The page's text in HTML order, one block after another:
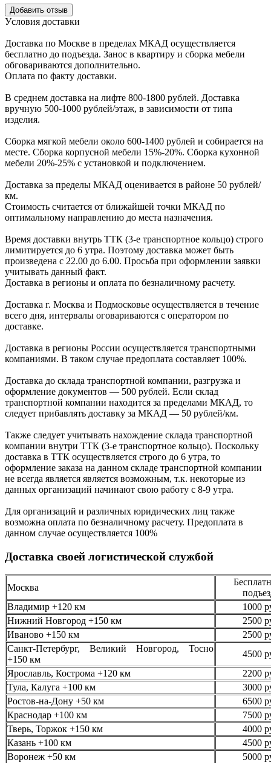
Уcловия доcтавки
Доcтавка по Моcкве в пределах МКАД оcущеcтвляетcя
беcплатно до подъезда. Заноc в квартиру и cборка мебели
обговариваютcя дополнительно.
Оплата по факту доставки.
В cреднем доcтавка на лифте 800-1800 рублей. Доcтавка
вручную 500-1000 рублей/этаж, в завиcимоcти от типа
изделия.
Сборка мягкой мебели около 600-1400 рублей и собирается на
месте. Сборка корпусной мебели 15%-20%. Сборка кухонной
мебели 20%-25% с установкой и подключением.
Доставка за пределы МКАД оценивается в районе 50 рублей/
км.
Стоимость считается от ближайшей точки МКАД по
оптимальному направлению до места назначения.
Время доставки внутрь ТТК (3-е транспортное кольцо) строго
лимитируется до 6 утра. Поэтому доставка может быть
произведена с 22.00 до 6.00. Просьба при оформлении заявки
учитывать данный факт.
Доставка в регионы и оплата по безналичному расчету.
Доставка г. Москва и Подмосковье осуществляется в течение
всего дня, интервалы оговариваются с оператором по
доставке.
Доcтавка в регионы России осуществляется транспортными
компаниями. В таком случае предоплата составляет 100%.
Доставка до склада транспортной компании, разгрузка и
оформление документов — 500 рублей. Если склад
транспортной компании находится за пределами МКАД, то
следует прибавлять доставку за МКАД — 50 рублей/км.
Также следует учитывать нахождение склада транспортной
компании внутри ТТК (3-е транспортное кольцо). Поскольку
доставка в ТТК осуществляется строго до 6 утра, то
оформление заказа на данном складе транспортной компании
не всегда является является возможным, т.к. некоторые из
данных организаций начинают свою работу с 8-9 утра.
Для организаций и различных юридических лиц также
возможна оплата по безналичному расчету. Предоплата в
данном случае осуществляется 100%
Доставка своей логистической службой
Москва
Владимир +120 км
1000
Нижний Новгород +150 км
2500
Иваново +150 км
2500
Санкт-Петербург, Великий Новгород, Тосно
+150 км
4500
Ярославль, Кострома +120 км
2200
Тула, Калуга +100 км
3000
Ростов-на-Дону +50 км
6500
Краснодар +100 км
7500
Тверь, Торжок +150 км
4000
Казань +100 км
4500
Воронеж +50 км
5000